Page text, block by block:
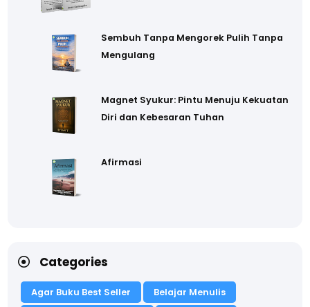
Sembuh Tanpa Mengorek Pulih Tanpa
Mengulang
Magnet Syukur: Pintu Menuju Kekuatan
Diri dan Kebesaran Tuhan
Afirmasi
Categories
Agar Buku Best Seller
Belajar Menulis